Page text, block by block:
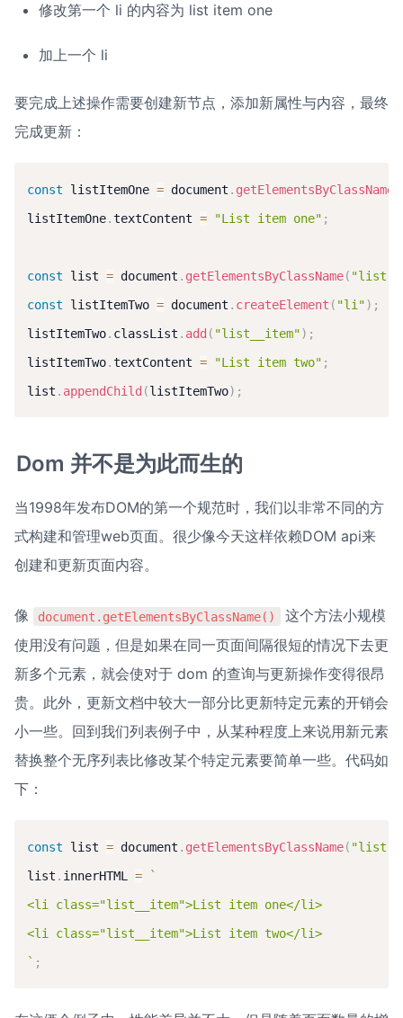
修改第一个 li 的内容为 list item one
加上一个 li
要完成上述操作需要创建新节点，添加新属性与内容，最终
完成更新：
const listItemOne = document . getElementsByClassName
listItemOne.textContent = "List item one" ;
const list = document . getElementsByClassName( "list"
const listItemTwo = document . createElement ( "li") ;
listItemTwo. classList . add ( "list__item") ;
listItemTwo.textContent = "List item two" ;
list . appendChild (listItemTwo) ;
Dom 并不是为此而生的
当1998年发布DOM的第一个规范时，我们以非常不同的方
式构建和管理web页面。很少像今天这样依赖DOM api来
创建和更新页面内容。
像 document.getElementsByClassName()
这个方法小规模
使用没有问题，但是如果在同一页面间隔很短的情况下去更
新多个元素，就会使对于 dom 的查询与更新操作变得很昂
贵。此外，更新文档中较大一部分比更新特定元素的开销会
小一些。回到我们列表例子中，从某种程度上来说用新元素
替换整个无序列表比修改某个特定元素要简单一些。代码如
下：
const list = document . getElementsByClassName( "list"
list . innerHTML =
`
<li class="list__item">List item one</li>
<li class="list__item">List item two</li>
` ;